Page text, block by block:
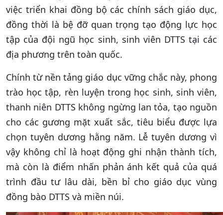
việc triển khai đồng bộ các chính sách giáo dục,
đồng thời là bệ đỡ quan trọng tạo động lực học
tập của đội ngũ học sinh, sinh viên DTTS tại các
địa phương trên toàn quốc.
Chính từ nền tảng giáo dục vững chắc này, phong
trào học tập, rèn luyện trong học sinh, sinh viên,
thanh niên DTTS không ngừng lan tỏa, tạo nguồn
cho các gương mặt xuất sắc, tiêu biểu được lựa
chọn tuyên dương hằng năm. Lễ tuyên dương vì
vậy không chỉ là hoạt động ghi nhận thành tích,
mà còn là điểm nhấn phản ánh kết quả của quá
trình đầu tư lâu dài, bền bỉ cho giáo dục vùng
đồng bào DTTS và miền núi.